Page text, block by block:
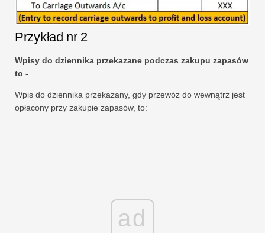
Przykład nr 2
Wpisy do dziennika przekazane podczas zakupu zapasów
to -
Wpis do dziennika przekazany, gdy przewóz do wewnątrz jest
opłacony przy zakupie zapasów, to:
ad